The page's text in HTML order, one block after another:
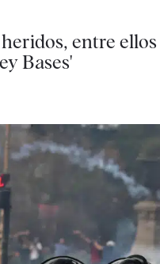
entre
Bases'